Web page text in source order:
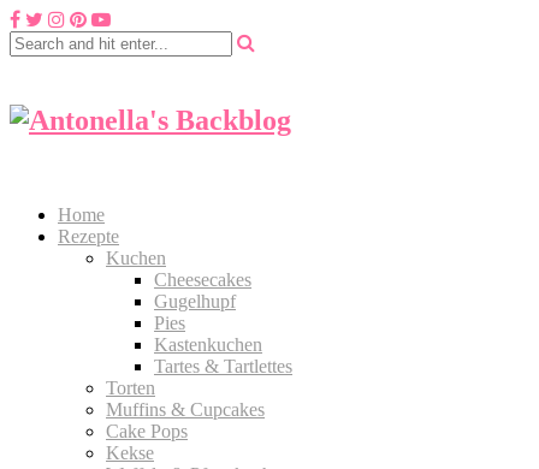
Home
Rezepte
Kuchen
Cheesecakes
Gugelhupf
Pies
Kastenkuchen
Tartes & Tartlettes
Torten
Muffins & Cupcakes
Cake Pops
Kekse